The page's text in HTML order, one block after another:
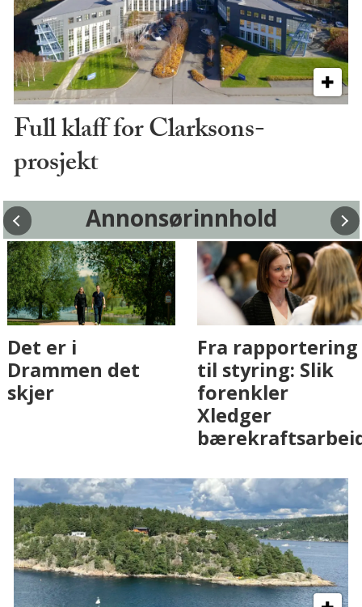
Full klaff for Clarksons-
prosjekt
Annonsørinnhold
Fenistra endrer
eiendomsbransjen
med AI. Slik ser vi
Det er i
Drammen det
skjer